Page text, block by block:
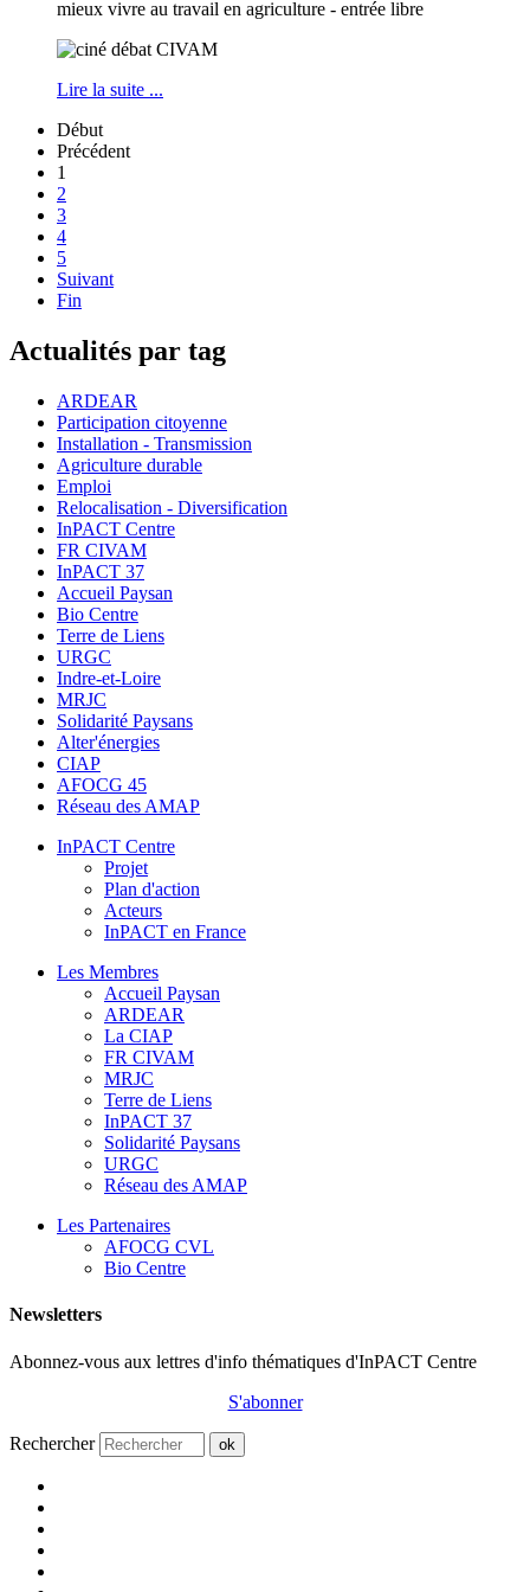
mieux vivre au travail en agriculture - entrée libre
Lire la suite ...
Début
Précédent
1
2
3
4
5
Suivant
Fin
Actualités par tag
ARDEAR
Participation citoyenne
Installation - Transmission
Agriculture durable
Emploi
Relocalisation - Diversification
InPACT Centre
FR CIVAM
InPACT 37
Accueil Paysan
Bio Centre
Terre de Liens
URGC
Indre-et-Loire
MRJC
Solidarité Paysans
Alter'énergies
CIAP
AFOCG 45
Réseau des AMAP
InPACT Centre
Projet
Plan d'action
Acteurs
InPACT en France
Les Membres
Accueil Paysan
ARDEAR
La CIAP
FR CIVAM
MRJC
Terre de Liens
InPACT 37
Solidarité Paysans
URGC
Réseau des AMAP
Les Partenaires
AFOCG CVL
Bio Centre
Newsletters
Abonnez-vous aux lettres d'info thématiques d'InPACT Centre
S'abonner
Rechercher ok